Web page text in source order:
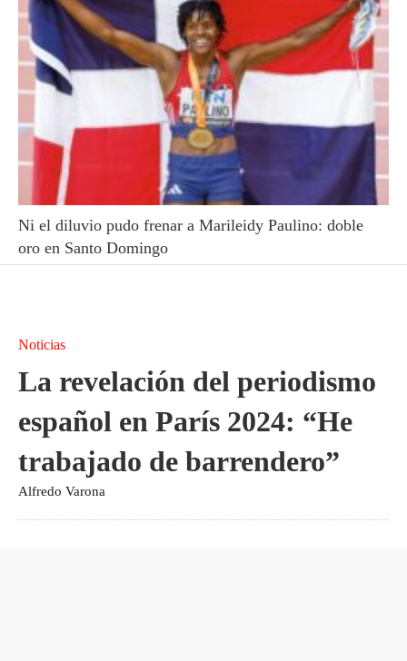
Ni el diluvio pudo frenar a Marileidy Paulino: doble
oro en Santo Domingo